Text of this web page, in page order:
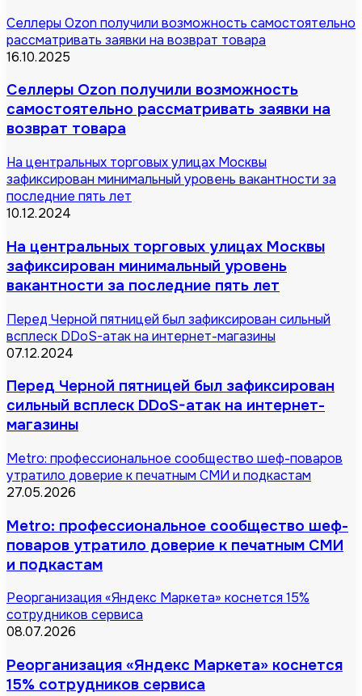
Селлеры Ozon получили возможность самостоятельно
рассматривать заявки на возврат товара
16.10.2025
Селлеры Ozon получили возможность
самостоятельно рассматривать заявки на
возврат товара
На центральных торговых улицах Москвы
зафиксирован минимальный уровень вакантности за
последние пять лет
10.12.2024
На центральных торговых улицах Москвы
зафиксирован минимальный уровень
вакантности за последние пять лет
Перед Черной пятницей был зафиксирован сильный
всплеск DDoS-атак на интернет-магазины
07.12.2024
Перед Черной пятницей был зафиксирован
сильный всплеск DDoS-атак на интернет-
магазины
Metro: профессиональное сообщество шеф-поваров
утратило доверие к печатным СМИ и подкастам
27.05.2026
Metro: профессиональное сообщество шеф-
поваров утратило доверие к печатным СМИ
и подкастам
Реорганизация «Яндекс Маркета» коснется 15%
сотрудников сервиса
08.07.2026
Реорганизация «Яндекс Маркета» коснется
15% сотрудников сервиса